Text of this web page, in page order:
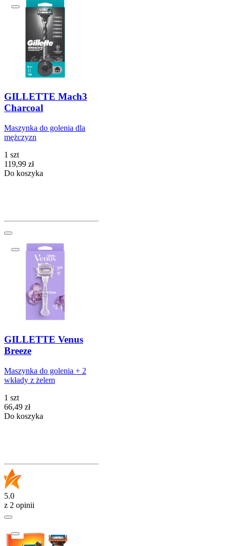
GILLETTE Mach3
Charcoal
Maszynka do golenia dla
mężczyzn
1 szt
Cena
119,99 zł
Do koszyka
GILLETTE Venus
Breeze
Maszynka do golenia + 2
wkłady z żelem
1 szt
Cena
66,49 zł
Do koszyka
5.0
z 2 opinii